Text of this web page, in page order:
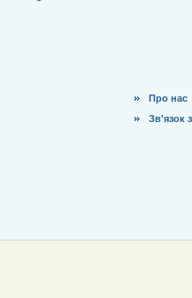
Про нас
Зв'язок